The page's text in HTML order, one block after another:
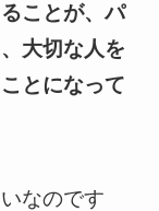
ことが、パ
大切な人を
とになって
なのです